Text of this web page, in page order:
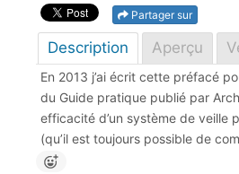
Partager sur
Description Aperçu
En 2013 j’ai écrit cette préfacé
du Guide pratique publié par
efficacité d’un système de veille
(qu’il est toujours possible de